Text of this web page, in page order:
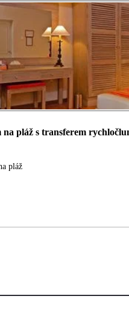
pláž s transferem
pláž